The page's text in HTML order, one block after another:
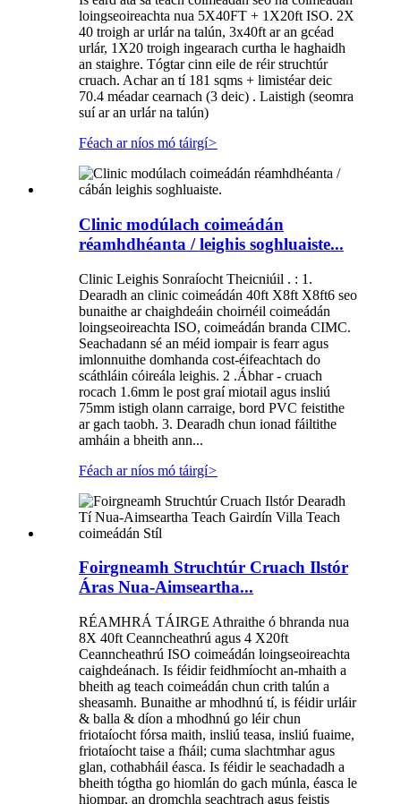
loingseoireachta nua 5X40FT + 1X20ft ISO. 2X
40 troigh ar urlár na talún, 3x40ft ar an gcéad
urlár, 1X20 troigh ingearach curtha le haghaidh
an staighre. Tógtar cinn eile de réir struchtúr
cruach. Achar an tí 181 sqms + limistéar deic
70.4 méadar cearnach (3 deic) . Laistigh (seomra
suí ar an urlár na talún)
Féach ar níos mó táirgí>
Clinic modúlach coimeádán
réamhdhéanta / leighis soghluaiste...
Clinic Leighis Sonraíocht Theicniúil . : 1.
Dearadh an clinic coimeádán 40ft X8ft X8ft6 seo
bunaithe ar chaighdeáin choirnéil coimeádán
loingseoireachta ISO, coimeádán branda CIMC.
Seachadann sé an méid iompair is fearr agus
imlonnuithe domhanda cost-éifeachtach do
scáthláin cóireála leighis. 2 .Ábhar - cruach
rocach 1.6mm le post graí miotail agus insliú
75mm istigh olann carraige, bord PVC feistithe
ar gach taobh. 3. Dearadh chun ionad fáiltithe
amháin a bheith ann...
Féach ar níos mó táirgí>
Foirgneamh Struchtúr Cruach Ilstór
Áras Nua-Aimseartha...
RÉAMHRÁ TÁIRGE Athraithe ó bhranda nua
8X 40ft Ceanncheathrú agus 4 X20ft
Ceanncheathrú ISO coimeádán loingseoireachta
caighdeánach. Is féidir feidhmíocht an-mhaith a
bheith ag teach coimeádán chun crith talún a
sheasamh. Bunaithe ar mhodhnú tí, is féidir urláir
& balla & díon a mhodhnú go léir chun
friotaíocht fórsa maith, insliú teasa, insliú fuaime,
friotaíocht taise a fháil; cuma slachtmhar agus
glan, cothabháil éasca. Is féidir le seachadadh a
bheith tógtha go hiomlán do gach múnla, éasca le
hiompar, an dromchla seachtrach agus feistis